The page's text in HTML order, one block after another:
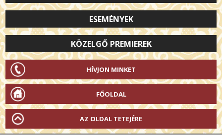
ESEMÉNYEK
KÖZELGŐ PREMIEREK
HÍVJON MINKET
FŐOLDAL
AZ OLDAL TETEJÉRE